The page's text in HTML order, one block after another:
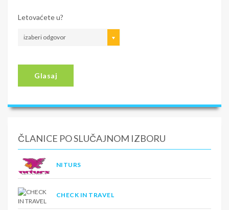
Letovaćete u?
izaberi odgovor
Glasaj
ČLANICE PO SLUČAJNOM IZBORU
NITURS
CHECK IN TRAVEL